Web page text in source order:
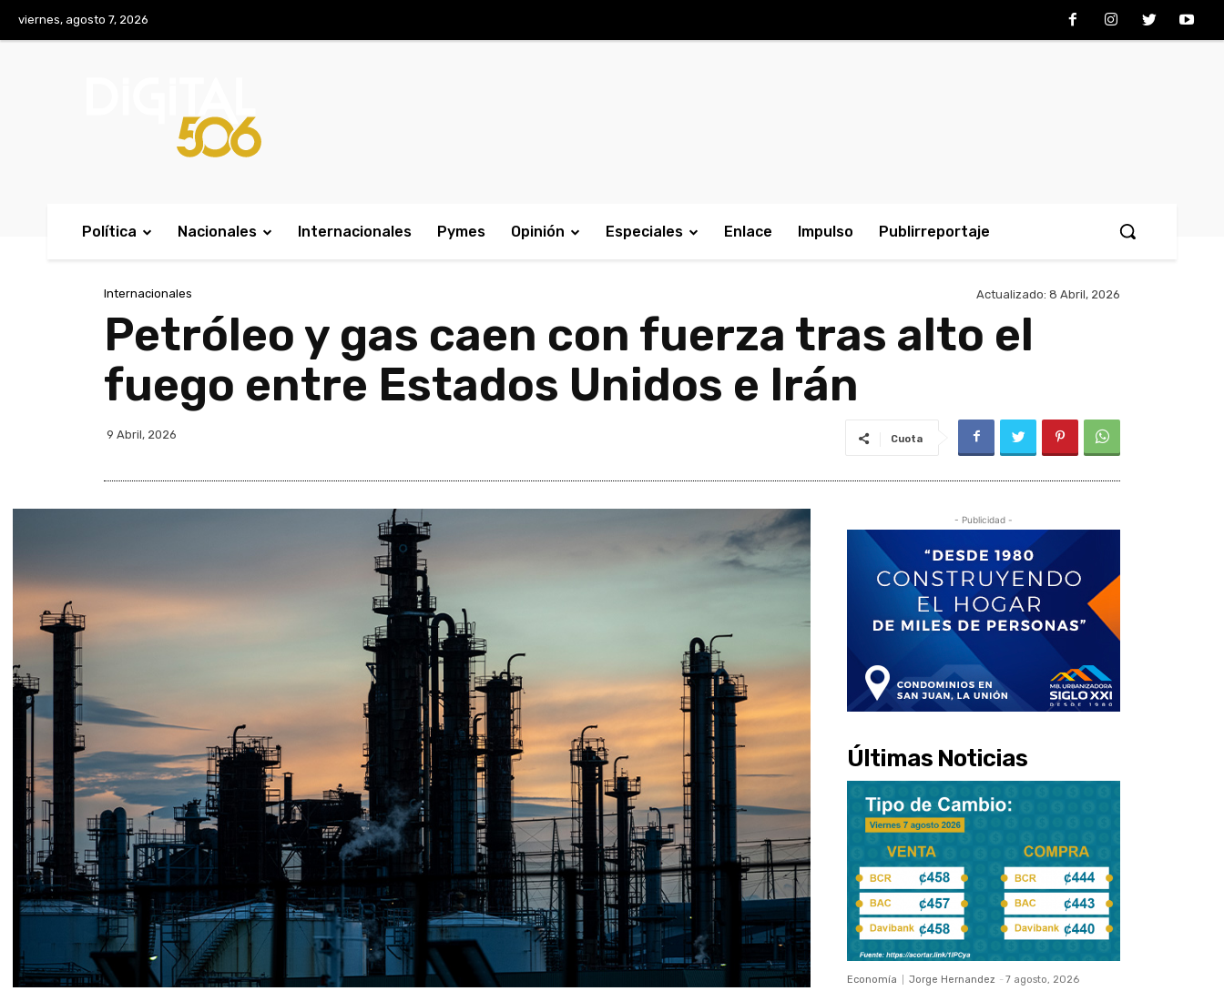
viernes, agosto 7, 2026
Política Nacionales Internacionales Pymes Opinión Especiales Enlace Impulso Publirreportaje
Internacionales Actualizado: 8 Abril, 2026
Petróleo y gas caen con fuerza tras alto el
fuego entre Estados Unidos e Irán
9 Abril, 2026 Cuota
- Publicidad -
Últimas Noticias
Economía Jorge Hernandez - 7 agosto, 2026